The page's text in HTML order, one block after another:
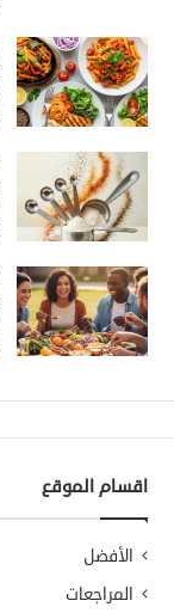
اقسام الموقع
الأفضل
المراجعات